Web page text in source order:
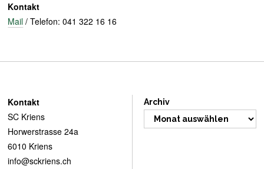
Kontakt
Mail / Telefon: 041 322 16 16
Kontakt
SC Kriens
Horwerstrasse 24a
6010 Kriens
info@sckriens.ch
Archiv